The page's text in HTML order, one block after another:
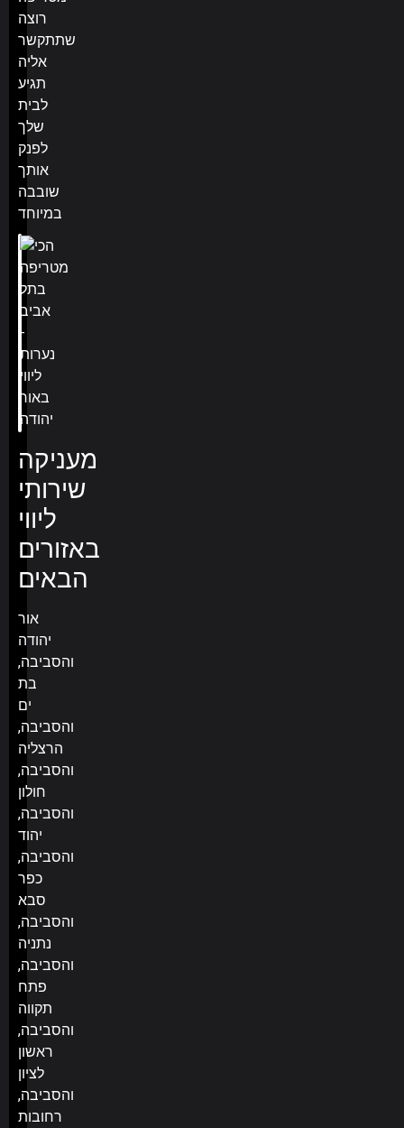
רוצה
שתתקשר
אליה
תגיע
לבית
שלך
לפנק
אותך
שובבה
במיוחד
מעניקה
שירותי
ליווי
באזורים
הבאים
אור
יהודה
והסביבה,
בת
ים
והסביבה,
הרצליה
והסביבה,
חולון
והסביבה,
יהוד
והסביבה,
כפר
סבא
והסביבה,
נתניה
והסביבה,
פתח
תקווה
והסביבה,
ראשון
לציון
והסביבה,
רחובות